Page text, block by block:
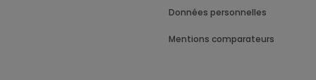
Données personnelles
Mentions comparateurs